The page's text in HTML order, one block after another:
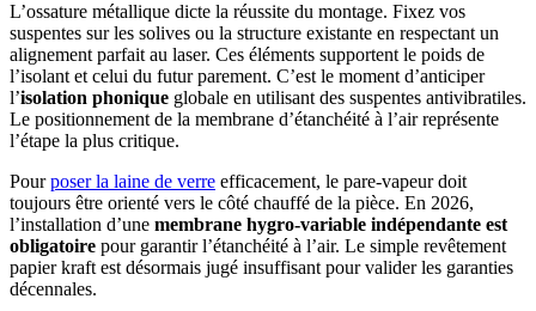
L’ossature métallique dicte la réussite du montage. Fixez vos
suspentes sur les solives ou la structure existante en respectant un
alignement parfait au laser. Ces éléments supportent le poids de
l’isolant et celui du futur parement. C’est le moment d’anticiper
l’isolation phonique globale en utilisant des suspentes antivibratiles.
Le positionnement de la membrane d’étanchéité à l’air représente
l’étape la plus critique.
Pourposer la laine de verre efficacement, le pare-vapeur doit
toujours être orienté vers le côté chauffé de la pièce. En 2026,
l’installation d’une membrane hygro-variable indépendante est
obligatoire pour garantir l’étanchéité à l’air. Le simple revêtement
papier kraft est désormais jugé insuffisant pour valider les garanties
décennales.